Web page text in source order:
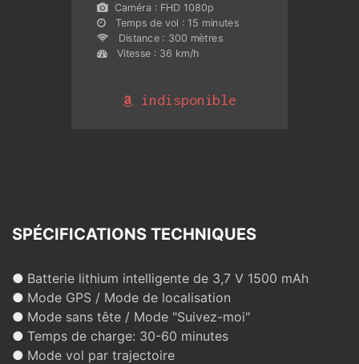
Caméra : FHD 1080p
Temps de vol : 15 minutes
Distance : 300 mètres
Vitesse : 36 km/h
indisponible
SPÉCIFICATIONS TECHNIQUES
● Batterie lithium intelligente de 3,7 V 1500 mAh
● Mode GPS / Mode de localisation
● Mode sans tête / Mode "Suivez-moi"
● Temps de charge: 30-60 minutes
● Mode vol par trajectoire